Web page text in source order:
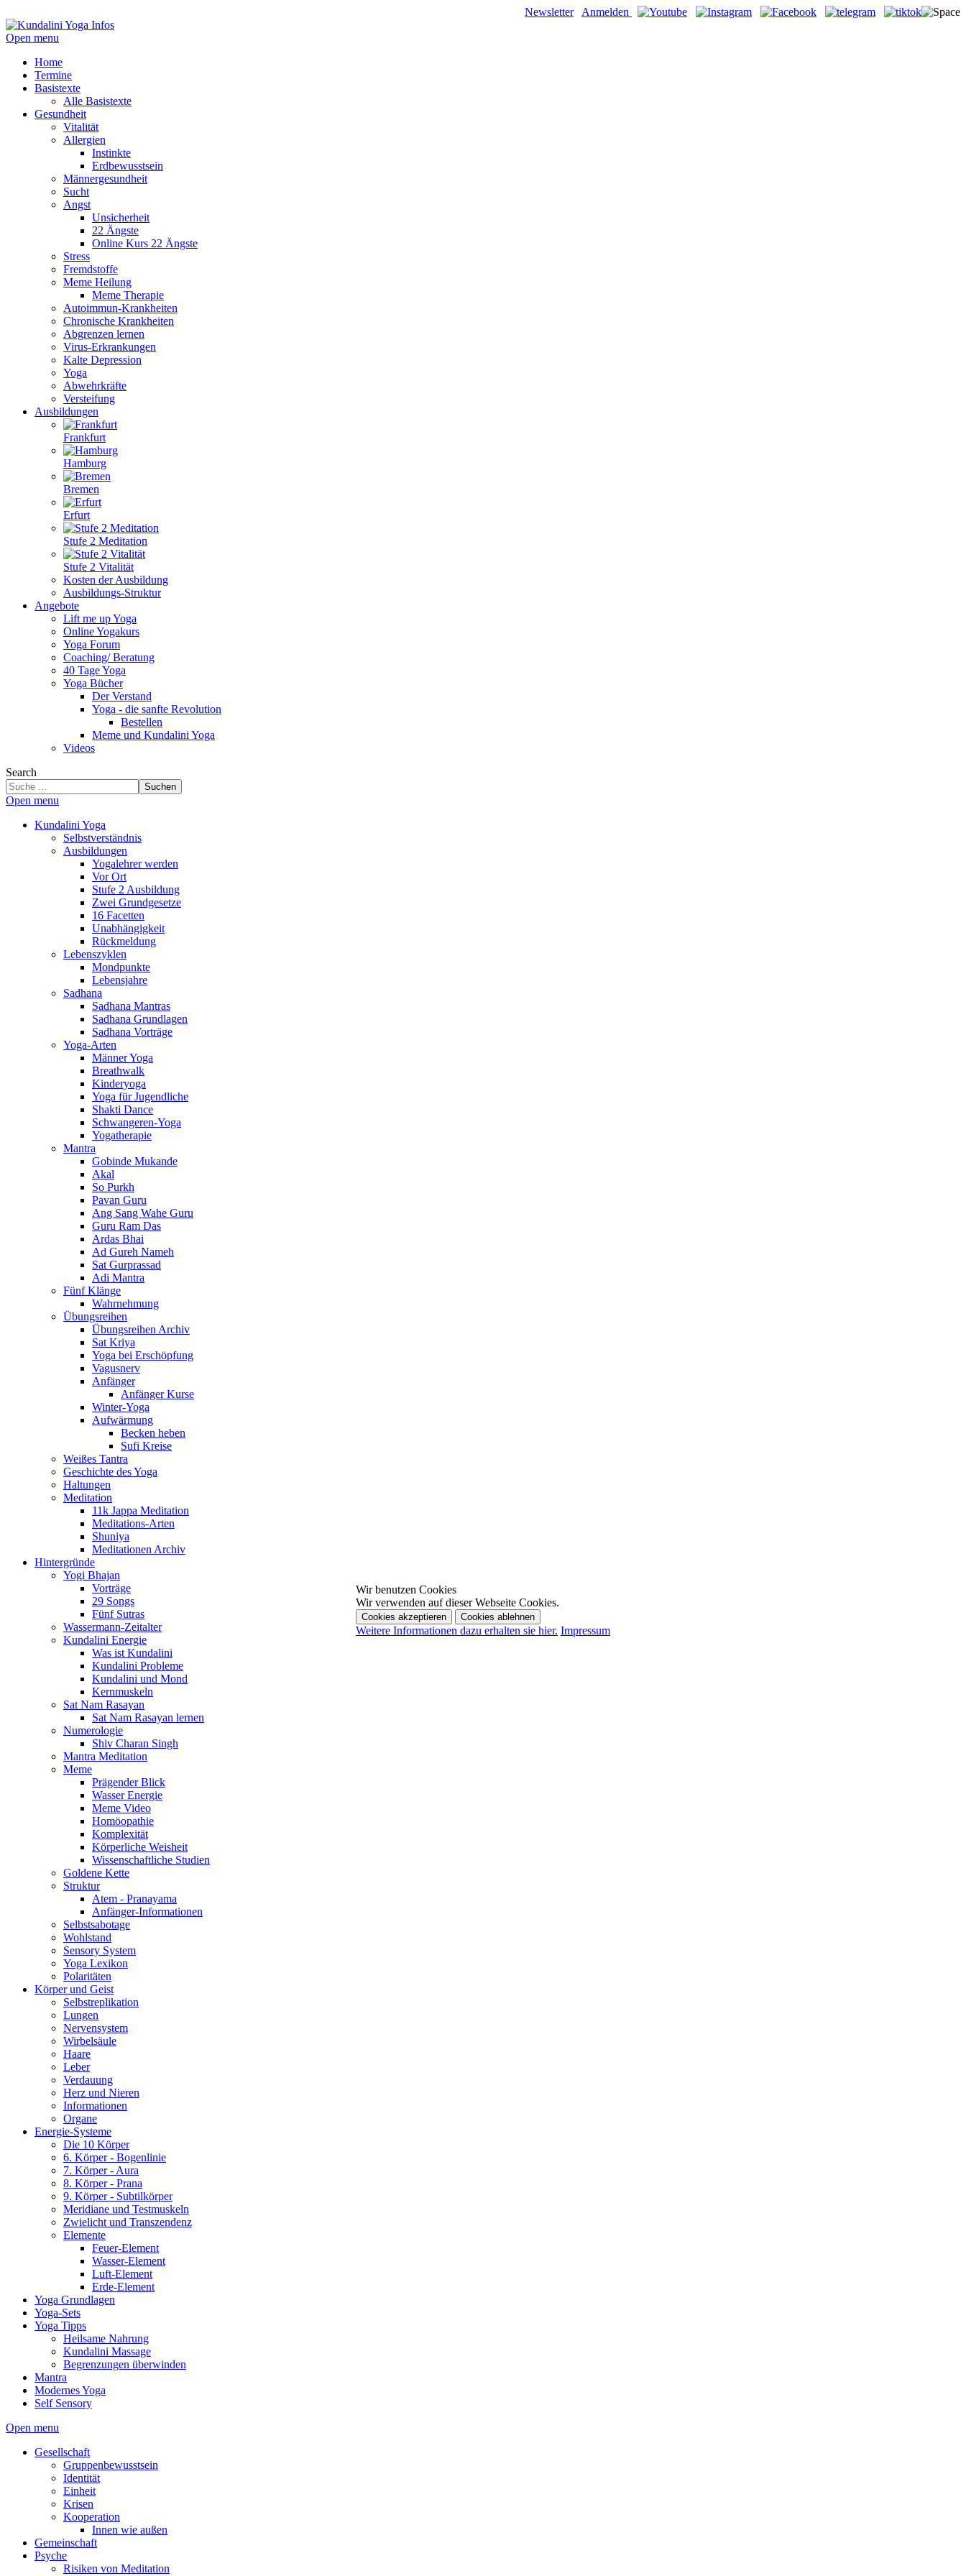
Newsletter Anmelden
Open menu
Home
Termine
Basistexte
Alle Basistexte
Gesundheit
Vitalität
Allergien
Instinkte
Erdbewusstsein
Männergesundheit
Sucht
Angst
Unsicherheit
22 Ängste
Online Kurs 22 Ängste
Stress
Fremdstoffe
Meme Heilung
Meme Therapie
Autoimmun-Krankheiten
Chronische Krankheiten
Abgrenzen lernen
Virus-Erkrankungen
Kalte Depression
Yoga
Abwehrkräfte
Versteifung
Ausbildungen
Frankfurt
Hamburg
Bremen
Erfurt
Stufe 2 Meditation
Stufe 2 Vitalität
Kosten der Ausbildung
Ausbildungs-Struktur
Angebote
Lift me up Yoga
Online Yogakurs
Yoga Forum
Coaching/ Beratung
40 Tage Yoga
Yoga Bücher
Der Verstand
Yoga - die sanfte Revolution
Bestellen
Meme und Kundalini Yoga
Videos
Search
Suchen
Open menu
Kundalini Yoga
Selbstverständnis
Ausbildungen
Yogalehrer werden
Vor Ort
Stufe 2 Ausbildung
Zwei Grundgesetze
16 Facetten
Unabhängigkeit
Rückmeldung
Lebenszyklen
Mondpunkte
Lebensjahre
Sadhana
Sadhana Mantras
Sadhana Grundlagen
Sadhana Vorträge
Yoga-Arten
Männer Yoga
Breathwalk
Kinderyoga
Yoga für Jugendliche
Shakti Dance
Schwangeren-Yoga
Yogatherapie
Mantra
Gobinde Mukande
Akal
So Purkh
Pavan Guru
Ang Sang Wahe Guru
Guru Ram Das
Ardas Bhai
Ad Gureh Nameh
Sat Gurprassad
Adi Mantra
Fünf Klänge
Wahrnehmung
Übungsreihen
Übungsreihen Archiv
Sat Kriya
Yoga bei Erschöpfung
Vagusnerv
Anfänger
Anfänger Kurse
Winter-Yoga
Aufwärmung
Becken heben
Sufi Kreise
Weißes Tantra
Geschichte des Yoga
Haltungen
Meditation
11k Jappa Meditation
Meditations-Arten
Shuniya
Meditationen Archiv
Hintergründe
Yogi Bhajan
Vorträge
29 Songs
Fünf Sutras
Wassermann-Zeitalter
Kundalini Energie
Was ist Kundalini
Kundalini Probleme
Kundalini und Mond
Kernmuskeln
Sat Nam Rasayan
Sat Nam Rasayan lernen
Numerologie
Shiv Charan Singh
Mantra Meditation
Meme
Prägender Blick
Wasser Energie
Meme Video
Homöopathie
Komplexität
Körperliche Weisheit
Wissenschaftliche Studien
Goldene Kette
Struktur
Atem - Pranayama
Anfänger-Informationen
Selbstsabotage
Wohlstand
Sensory System
Yoga Lexikon
Polaritäten
Körper und Geist
Selbstreplikation
Lungen
Nervensystem
Wirbelsäule
Haare
Leber
Verdauung
Herz und Nieren
Informationen
Organe
Energie-Systeme
Die 10 Körper
6. Körper - Bogenlinie
7. Körper - Aura
8. Körper - Prana
9. Körper - Subtilkörper
Meridiane und Testmuskeln
Zwielicht und Transzendenz
Elemente
Feuer-Element
Wasser-Element
Luft-Element
Erde-Element
Yoga Grundlagen
Yoga-Sets
Yoga Tipps
Heilsame Nahrung
Kundalini Massage
Begrenzungen überwinden
Mantra
Modernes Yoga
Self Sensory
Open menu
Gesellschaft
Gruppenbewusstsein
Identität
Einheit
Krisen
Kooperation
Innen wie außen
Gemeinschaft
Psyche
Risiken von Meditation
Wir benutzen Cookies
Wir verwenden auf dieser Webseite Cookies.
Cookies akzeptieren Cookies ablehnen
Weitere Informationen dazu erhalten sie hier. Impressum